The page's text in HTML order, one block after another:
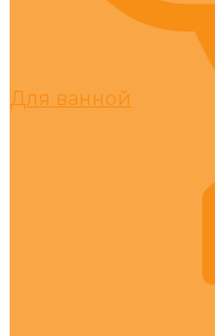
Для ванной